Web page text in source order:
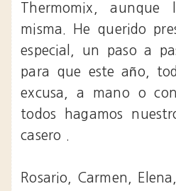
Thermomix,
misma. He querido
especial, un paso a
para que este año,
excusa, a mano o
todos hagamos
casero .
Rosario, Carmen,